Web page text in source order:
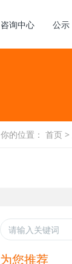
咨询中心 公示
你的位置： 首页 >
为您推荐